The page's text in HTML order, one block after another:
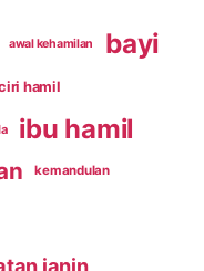
awal kehamilan bayi
hamil
ibu hamil
kemandulan
janin